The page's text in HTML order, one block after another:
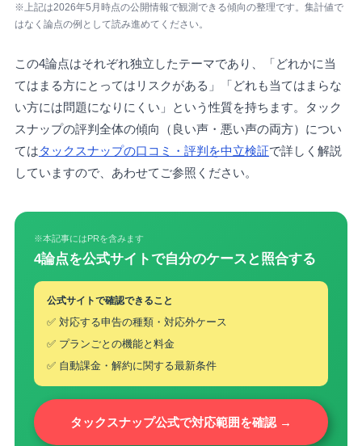
※上記は2026年5月時点の公開情報で観測できる傾向の整理です。集計値で
はなく論点の例として読み進めてください。
この4論点はそれぞれ独立したテーマであり、「どれかに当
てはまる方にとってはリスクがある」「どれも当てはまらな
い方には問題になりにくい」という性質を持ちます。タック
スナップの評判全体の傾向（良い声・悪い声の両方）につい
てはタックスナップの口コミ・評判を中立検証で詳しく解説
していますので、あわせてご参照ください。
※本記事にはPRを含みます
4論点を公式サイトで自分のケースと照合する
公式サイトで確認できること
✅ 対応する申告の種類・対応外ケース
✅ プランごとの機能と料金
✅ 自動課金・解約に関する最新条件
タックスナップ公式で対応範囲を確認 →